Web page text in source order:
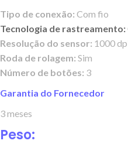
Tipo de conexão: Com fio
Tecnologia de rastreamento:
Resolução do sensor: 1000
Roda de rolagem: Sim
Número de botões: 3
Garantia do Fornecedor
3 meses
Peso: